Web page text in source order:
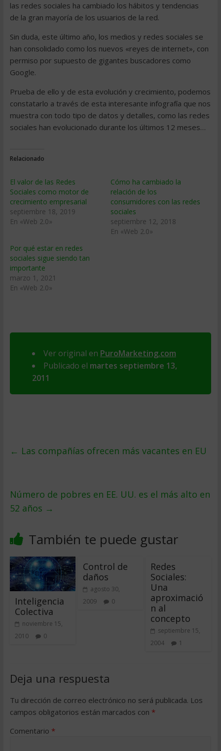
las redes sociales ha cambiado los hábitos y tendencias
de la gran mayoría de los usuarios de la red.
Sin duda, este último año, los medios y redes sociales se
han consolidado como los nuevos «reyes de internet», con
permiso por supuesto de gigantes buscadores como
Google.
Prueba de ello y de esta evolución y crecimiento, podemos
constatarlo a través de esta interesante infografía que nos
muestra con todo tipo de datos y detalles, como las redes
sociales han evolucionado durante los últimos 12 meses…
Relacionado
El valor de las Redes
Sociales como motor de
crecimiento empresarial
septiembre 18, 2019
En «Web 2.0»
Cómo ha cambiado la
relación de los
consumidores con las redes
sociales
septiembre 12, 2018
En «Web 2.0»
Por qué estar en redes
sociales sigue siendo tan
importante
marzo 1, 2021
En «Web 2.0»
Ver original en PuroMarketing.com
Publicado el martes septiembre 13,
2011
← Las compañías ofrecen más vacantes en EU
Número de pobres en EE. UU. es el más alto en
52 años →
También te puede gustar
Inteligencia
Colectiva
noviembre 15,
2010
0
Control de
daños
agosto 30,
2009
0
Redes
Sociales:
Una
aproximació
n al
concepto
septiembre 15,
2004
1
Deja una respuesta
Tu dirección de correo electrónico no será publicada. Los
campos obligatorios están marcados con *
Comentario *